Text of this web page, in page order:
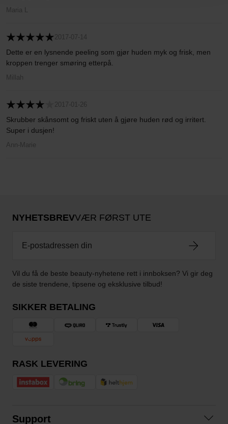
Maria L
2017-07-14
Dette er en lysnende peeling som gjør huden myk og frisk, men
kroppen trenger smøring etterpå.
Millah
2017-01-26
Skrubber skånsomt og friskt uten å gjøre huden rød og irritert.
Super i dusjen!
Ann-Marie
NYHETSBREVVÆR FØRST UTE
Vil du få de beste beauty-nyhetene rett i innboksen? Vi gir deg
de siste trendene, tipsene og eksklusive tilbud!
SIKKER BETALING
RASK LEVERING
Support